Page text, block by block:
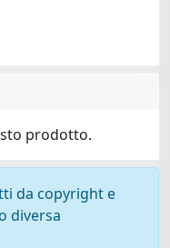
prodotto.
da copyright e
diversa